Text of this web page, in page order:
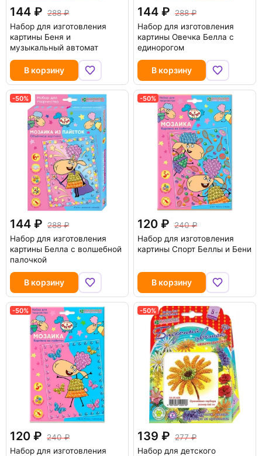
144
288
Набор для изготовления
картины Беня и
музыкальный автомат
В корзину
144
288
Набор для изготовления
картины Овечка Белла с
единорогом
В корзину
-50%
144
288
Набор для изготовления
картины Белла с волшебной
палочкой
В корзину
-50%
120
240
Набор для изготовления
картины Спорт Беллы и Бени
В корзину
-50%
120
240
Набор для изготовления
-50%
139
277
Набор для детского